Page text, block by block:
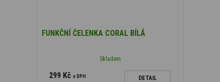
FUNKČNÍ ČELENKA CORAL BÍLÁ
Skladem
299 Kč s DPH DETAIL